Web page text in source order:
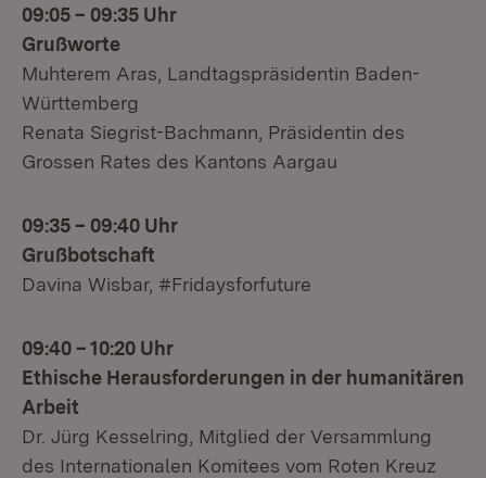
09:05 – 09:35 Uhr
Grußworte
Muhterem Aras, Landtagspräsidentin Baden-
Württemberg
Renata Siegrist-Bachmann, Präsidentin des
Grossen Rates des Kantons Aargau
09:35 – 09:40 Uhr
Grußbotschaft
Davina Wisbar, #Fridaysforfuture
09:40 – 10:20 Uhr
Ethische Herausforderungen in der humanitären
Arbeit
Dr. Jürg Kesselring, Mitglied der Versammlung
des Internationalen Komitees vom Roten Kreuz